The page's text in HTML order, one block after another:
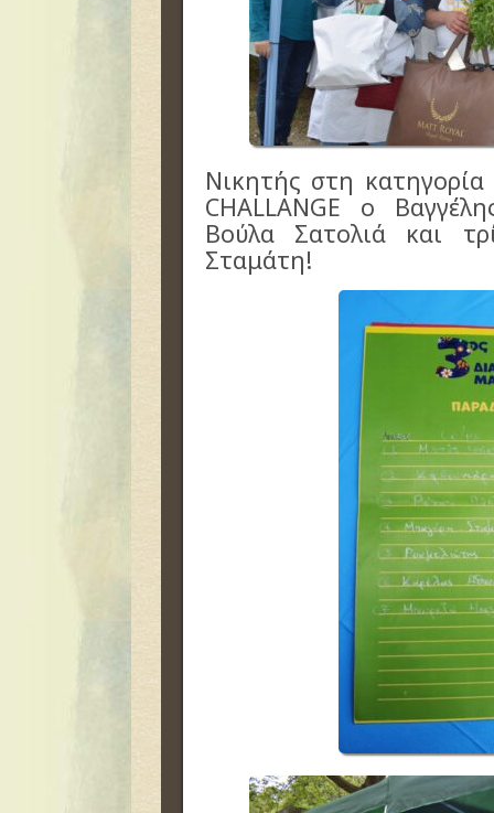
Νικητής στη κατηγορία
CHALLANGE ο
Βούλα Σατολιά και
Σταμάτη!